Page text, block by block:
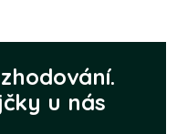
u nás